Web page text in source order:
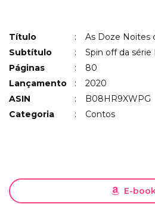
Título :
As Doze Noites
Subtítulo
:
Spin off da série
Páginas
:
80
Lançamento
:
2020
ASIN
:
B08HR9XWPG
Categoria
: Contos
E-